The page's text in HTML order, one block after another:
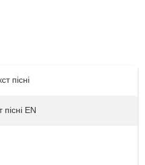
пісні
пісні EN